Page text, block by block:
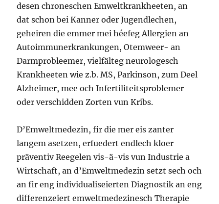
desen chroneschen Emweltkrankheeten, an
dat schon bei Kanner oder Jugendlechen,
geheiren die emmer mei héefeg Allergien an
Autoimmunerkrankungen, Otemweer- an
Darmprobleemer, vielfälteg neurologesch
Krankheeten wie z.b. MS, Parkinson, zum Deel
Alzheimer, mee och Infertiliteitsproblemer
oder verschidden Zorten vun Kribs.
D’Emweltmedezin, fir die mer eis zanter
langem asetzen, erfuedert endlech kloer
präventiv Reegelen vis-ä-vis vun Industrie a
Wirtschaft, an d’Emweltmedezin setzt sech och
an fir eng individualiseierten Diagnostik an eng
differenzeiert emweltmedezinesch Therapie